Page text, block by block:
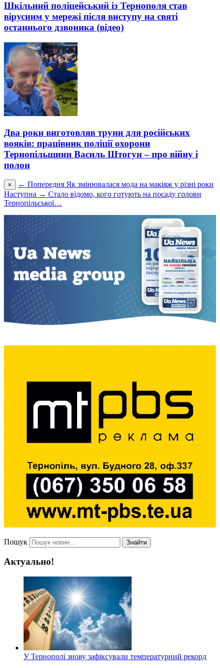
Шкільний поліцейський із Тернополя став
вірусним у мережі після виступу на святі
останнього дзвоника (відео)
Два роки виготовляв труни для російських
вояків: працівник поліції охорони
Тернопільщини Василь Штогун – про війну і
полон
× ← Попередня Як змінювалася мода на макіяж у різні роки
Наступна → Стало відомо, кого готують на посаду голови
Тернопільської…
Пошук Знайти
Актуально!
У Тернополі знову зафіксували температурний рекорд